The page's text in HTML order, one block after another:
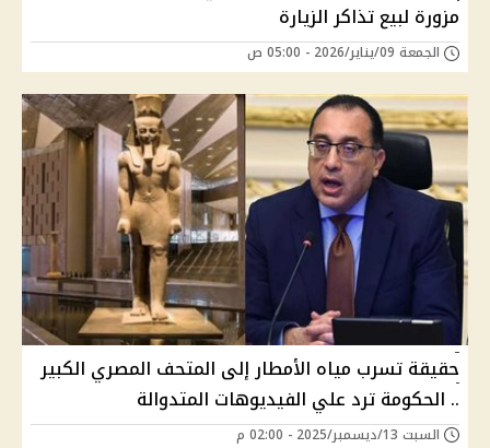
مزورة لبيع تذاكر الزيارة
الجمعة 09/يناير/2026 - 05:00 ص
حقيقة تسرب مياه الأمطار إلى المتحف المصري الكبير
.. الحكومة ترد علي الفيديوهات المتدوالة
السبت 13/ديسمبر/2025 - 02:00 م